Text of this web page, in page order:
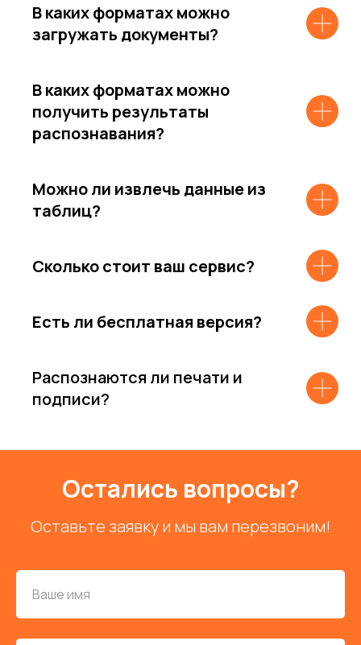
В каких форматах можно
загружать документы?
В каких форматах можно
получить результаты
распознавания?
Можно ли извлечь данные из
таблиц?
Сколько стоит ваш сервис?
Есть ли бесплатная версия?
Распознаются ли печати и
подписи?
Остались вопросы?
Оставьте заявку и мы вам перезвоним!